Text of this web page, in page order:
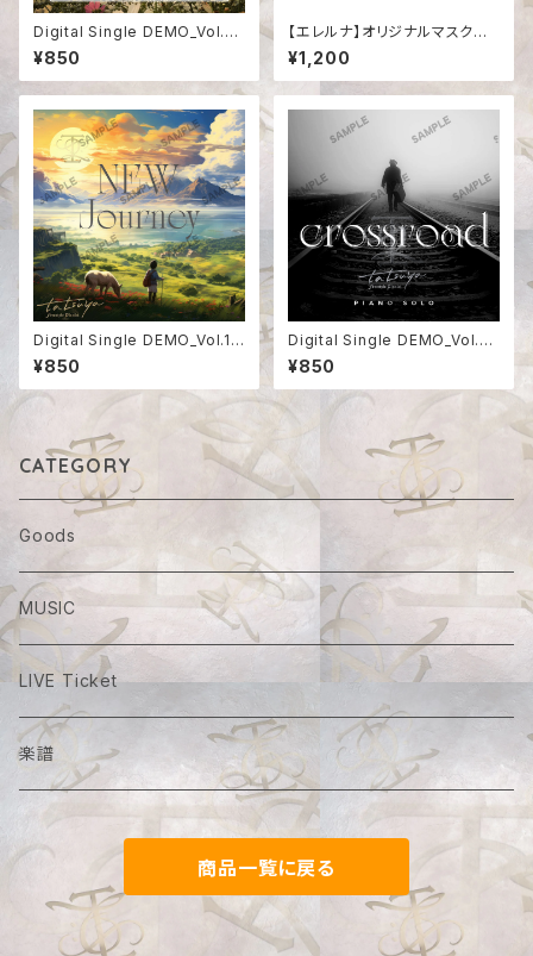
Digital Single DEMO_Vol.3
【SUN】
¥850
【エレルナ】オリジナルマスクケ
ース
¥1,200
Digital Single DEMO_Vol.1
【NEW Journey】
¥850
Digital Single DEMO_Vol.2
【crossroad】
¥850
CATEGORY
Goods
MUSIC
LIVE Ticket
楽譜
商品一覧に戻る